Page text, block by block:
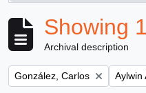
Showing
Archival description
Remove filter:
González, Carlos Aylwin